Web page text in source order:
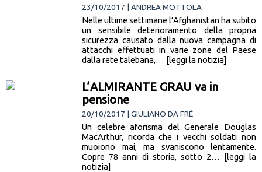
23/10/2017 | ANDREA MOTTOLA
Nelle ultime settimane l’Afghanistan ha subito
un sensibile deterioramento della propria
sicurezza causato dalla nuova campagna di
attacchi effettuati in varie zone del Paese
dalla rete talebana,… [leggi la notizia]
L’ALMIRANTE GRAU va in
pensione
20/10/2017 | GIULIANO DA FRÈ
Un celebre aforisma del Generale Douglas
MacArthur, ricorda che i vecchi soldati non
muoiono mai, ma svaniscono lentamente.
Copre 78 anni di storia, sotto 2… [leggi la
notizia]